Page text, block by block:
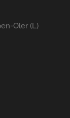
Oler (L)